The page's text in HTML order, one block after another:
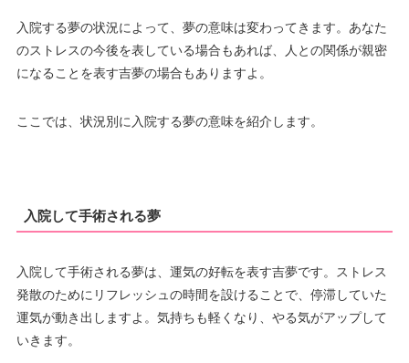
入院する夢の状況によって、夢の意味は変わってきます。あなた
のストレスの今後を表している場合もあれば、人との関係が親密
になることを表す吉夢の場合もありますよ。
ここでは、状況別に入院する夢の意味を紹介します。
入院して手術される夢
入院して手術される夢は、運気の好転を表す吉夢です。ストレス
発散のためにリフレッシュの時間を設けることで、停滞していた
運気が動き出しますよ。気持ちも軽くなり、やる気がアップして
いきます。